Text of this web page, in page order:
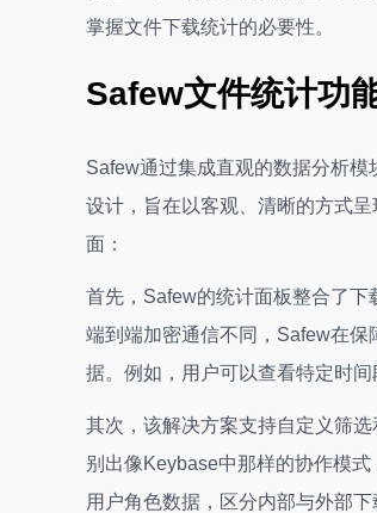
掌握文件下载统计的必要性。
Safew文件统计功
Safew通过集成直观的数据分析
设计，旨在以客观、清晰的方式
面：
首先，Safew的统计面板整合了
端到端加密通信不同，Safew在
据。例如，用户可以查看特定时
其次，该解决方案支持自定义筛
别出像Keybase中那样的协作模
用户角色数据，区分内部与外部